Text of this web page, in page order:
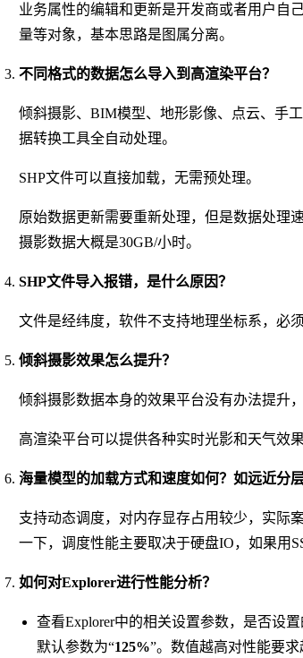
业务属性的编辑和更新是开发商或者用户自
量等对象，基本思路是图属分离。
不同格式的数据怎么导入到高渲染平台？
倾斜摄影、BIM模型、地形影像、点云、手
据转换工具全自动处理。
SHP文件可以直接加载，无需预处理。
原始数据更新需要重新处理，但是数据处理
摄影数据大概是30GB/小时。
SHP文件导入报错，是什么原因？
文件是经纬度，软件不支持地理坐标系，必须
倾斜摄影效果怎么提升？
倾斜摄影数据本身的效果平台没有办法提升
高渲染平台可以提供各种实时光影和天气效
海量模型的加载方式和速度如何？如远近分
支持动态调度，对内存显存占用较少，实际
一下，调度性能主要取决于硬盘IO，如果用
如何对Explorer进行性能分析？
查看Explorer中的相关设置参数，是否设
默认参数为“125%”。数值越高对性能要